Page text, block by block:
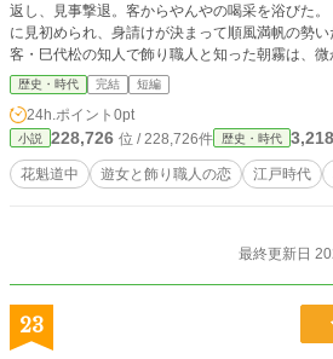
返し、見事撃退。客からやんやの喝采を浴びた。 当時、涼香は豪商・常盤屋
に見初められ、身請けが決まって順風満帆の勢いだ。 伊三次が自分の
客・巳代松の知人で飾り職人と知った朝霧は、
企む。 常盤屋から涼香が貰った銀簪を盗み、代
次へ頼むしかない状況へ追い込んだのだ。 密
み合わず、隠し部屋に潜む朝霧を大笑いさせる
の修行の一環と知った涼香は、そのひたむきな
も又、廓で純真な心を保つ涼香に惹かれ、彼
盤屋に身請けされる日が迫っても不器用な恋の
歴史・時代 完結 短編
24h.ポイント 0pt
小説 228,726 位 / 228,726件 歴史・時代 3,218
花魁道中 遊女と飾り職人の恋 江戸時代
最終更新日
23